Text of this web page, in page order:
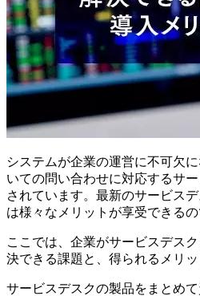
システムが企業の運営に不可欠
いての問い合わせに対応するサ
されています。最新のサービス
は様々なメリットが享受できるの
ここでは、企業がサービスデス
決できる課題と、得られるメリッ
サービスデスクの製品をまとめて